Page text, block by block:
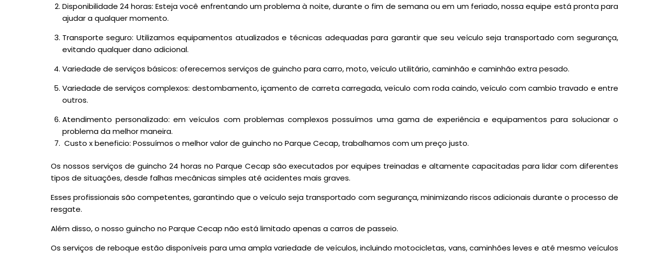
Disponibilidade 24 horas: Esteja você enfrentando um problema à noite, durante o fim de semana ou em um feriado, nossa equipe está pronta para
ajudar a qualquer momento.
Transporte seguro: Utilizamos equipamentos atualizados e técnicas adequadas para garantir que seu veículo seja transportado com segurança,
evitando qualquer dano adicional.
Variedade de serviços básicos: oferecemos serviços de guincho para carro, moto, veículo utilitário, caminhão e caminhão extra pesado.
Variedade de serviços complexos: destombamento, içamento de carreta carregada, veículo com roda caindo, veículo com cambio travado e entre
outros.
Atendimento personalizado: em veículos com problemas complexos possuímos uma gama de experiência e equipamentos para solucionar o
problema da melhor maneira.
Custo x beneficio: Possuímos o melhor valor de guincho no Parque Cecap, trabalhamos com um preço justo.
Os nossos serviços de guincho 24 horas no Parque Cecap são executados por equipes treinadas e altamente capacitadas para lidar com diferentes
tipos de situações, desde falhas mecânicas simples até acidentes mais graves.
Esses profissionais são competentes, garantindo que o veículo seja transportado com segurança, minimizando riscos adicionais durante o processo de
resgate.
Além disso, o nosso guincho no Parque Cecap não está limitado apenas a carros de passeio.
Os serviços de reboque estão disponíveis para uma ampla variedade de veículos, incluindo motocicletas, vans, caminhões leves e até mesmo veículos